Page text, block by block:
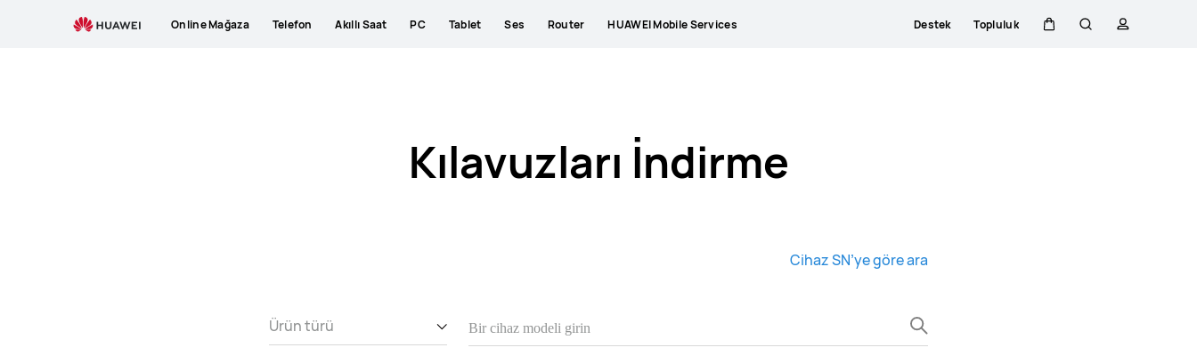
Online Mağaza Telefon Akıllı Saat PC Tablet Ses Router HUAWEI Mobile Services Destek Topluluk
Kılavuzları İndirme
Cihaz SN’ye göre ara
Ürün türü